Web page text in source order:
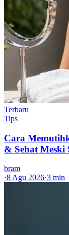
Terbaru
Tips
Cara
& Sehat Meski
bram
·8 Agu 2026·3 min